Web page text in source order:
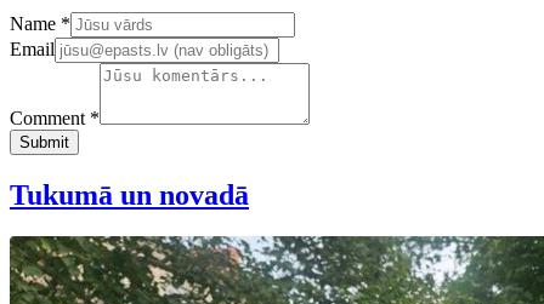
Confirm your email address
Name *
Email
Comment *
Submit
Tukumā un novadā